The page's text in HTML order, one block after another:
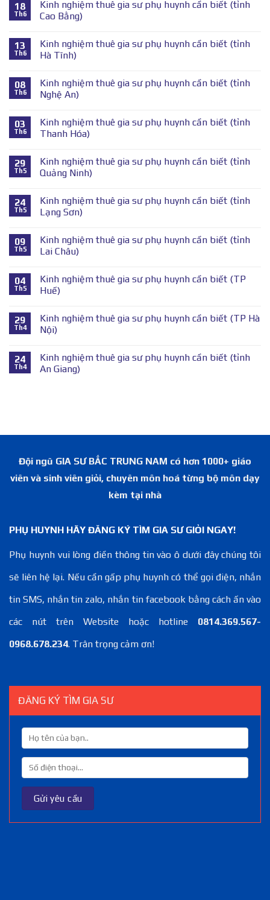
18
Th6
Kinh nghiệm thuê gia sư phụ huynh cần biết (tỉnh
Cao Bằng)
13
Th6
Kinh nghiệm thuê gia sư phụ huynh cần biết (tỉnh
Hà Tĩnh)
08
Th6
Kinh nghiệm thuê gia sư phụ huynh cần biết (tỉnh
Nghệ An)
03
Th6
Kinh nghiệm thuê gia sư phụ huynh cần biết (tỉnh
Thanh Hóa)
29
Th5
Kinh nghiệm thuê gia sư phụ huynh cần biết (tỉnh
Quảng Ninh)
24
Th5
Kinh nghiệm thuê gia sư phụ huynh cần biết (tỉnh
Lạng Sơn)
09
Th5
Kinh nghiệm thuê gia sư phụ huynh cần biết (tỉnh
Lai Châu)
04
Th5
Kinh nghiệm thuê gia sư phụ huynh cần biết (TP
Huế)
29
Th4
Kinh nghiệm thuê gia sư phụ huynh cần biết (TP Hà
Nội)
24
Th4
Kinh nghiệm thuê gia sư phụ huynh cần biết (tỉnh
An Giang)
Đội ngũ GIA SƯ BẮC TRUNG NAM có hơn 1000+ giáo
viên và sinh viên giỏi, chuyên môn hoá từng bộ môn dạy
kèm tại nhà
PHỤ HUYNH HÃY ĐĂNG KÝ TÌM GIA SƯ GIỎI NGAY!
Phụ huynh vui lòng điền thông tin vào ô dưới đây chúng tôi
sẽ liên hệ lại. Nếu cần gấp phụ huynh có thể gọi điện, nhắn
tin SMS, nhắn tin zalo, nhắn tin facebook bằng cách ấn vào
các nút trên Website hoặc hotline 0814.369.567-
0968.678.234. Trân trọng cảm ơn!
ĐĂNG KÝ TÌM GIA SƯ